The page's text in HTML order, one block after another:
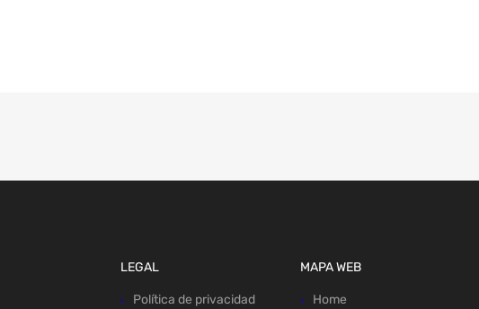
LEGAL
Política de privacidad
MAPA WEB
Home